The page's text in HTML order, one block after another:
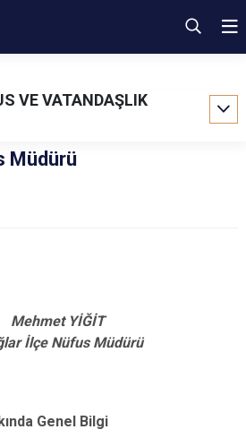
VE VATANDAŞLIK
Müdürü
YİĞİT
İlçe Nüfus Müdürü
Genel Bilgi